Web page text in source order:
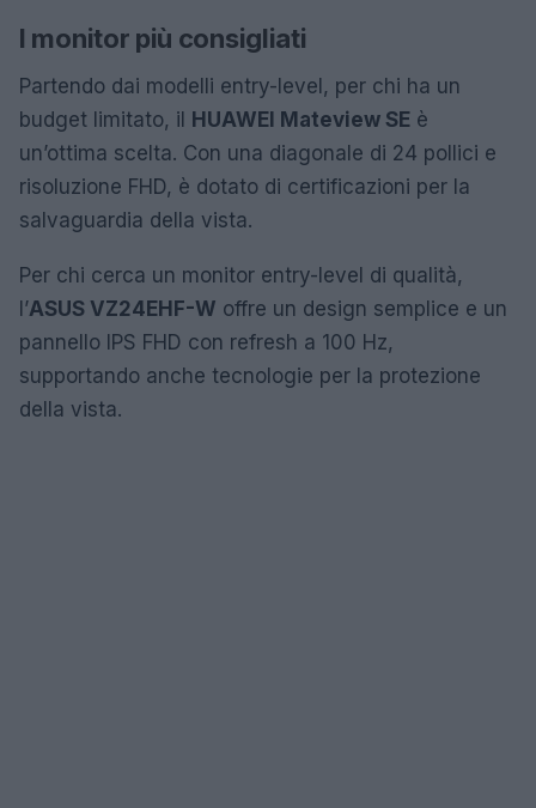
I monitor più consigliati
Partendo dai modelli entry-level, per chi ha un
budget limitato, il
HUAWEI Mateview SE è
un’ottima scelta. Con una diagonale di 24 pollici e
risoluzione FHD, è dotato di certificazioni per la
salvaguardia della vista.
Per chi cerca un monitor entry-level di qualità,
l’ASUS VZ24EHF-W offre un design semplice e un
pannello IPS FHD con refresh a 100 Hz,
supportando anche tecnologie per la protezione
della vista.